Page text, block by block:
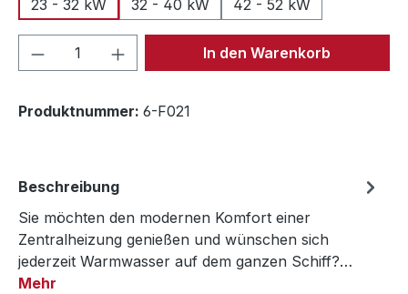
23 - 32 kW
32 - 40 kW 42 - 52 kW
Produkt Anzahl: Gib denIn den Warenkorb
Produktnummer: 6-F021
Beschreibung
Sie möchten den modernen Komfort einer
Zentralheizung genießen und wünschen sich
jederzeit Warmwasser auf dem ganzen Schiff?…
Mehr